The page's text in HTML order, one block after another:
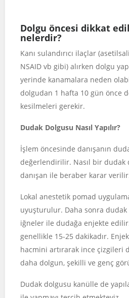
Dolgu öncesi dikkat
nelerdir?
Kanı sulandırıcı ilaçlar
NSAID vb gibi) alırken dolgu
yerinde kanamalara neden
dolgudan 1 hafta 10 gün önce
kesilmeleri gerekir.
Dudak Dolgusu Nasıl Yapılır?
İşlem öncesinde danışanın
değerlendirilir. Nasıl bir dudak
danışan ile beraber karar
Lokal anestetik pomad
uyuşturulur. Daha sonra
iğneler ile dudağa enjekte
genellikle 15-25 dakikadır.
hacmini artırarak ince çizgileri
daha dolgun, şekilli ve genç
Dudak dolgusu kanülle de